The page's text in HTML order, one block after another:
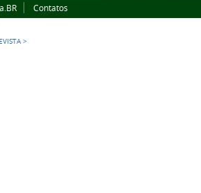
Contatos
>